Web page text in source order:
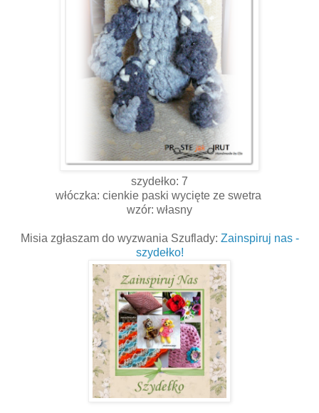
szydełko: 7
włóczka: cienkie paski wycięte ze swetra
wzór: własny
Misia zgłaszam do wyzwania Szuflady: Zainspiruj nas -
szydełko!